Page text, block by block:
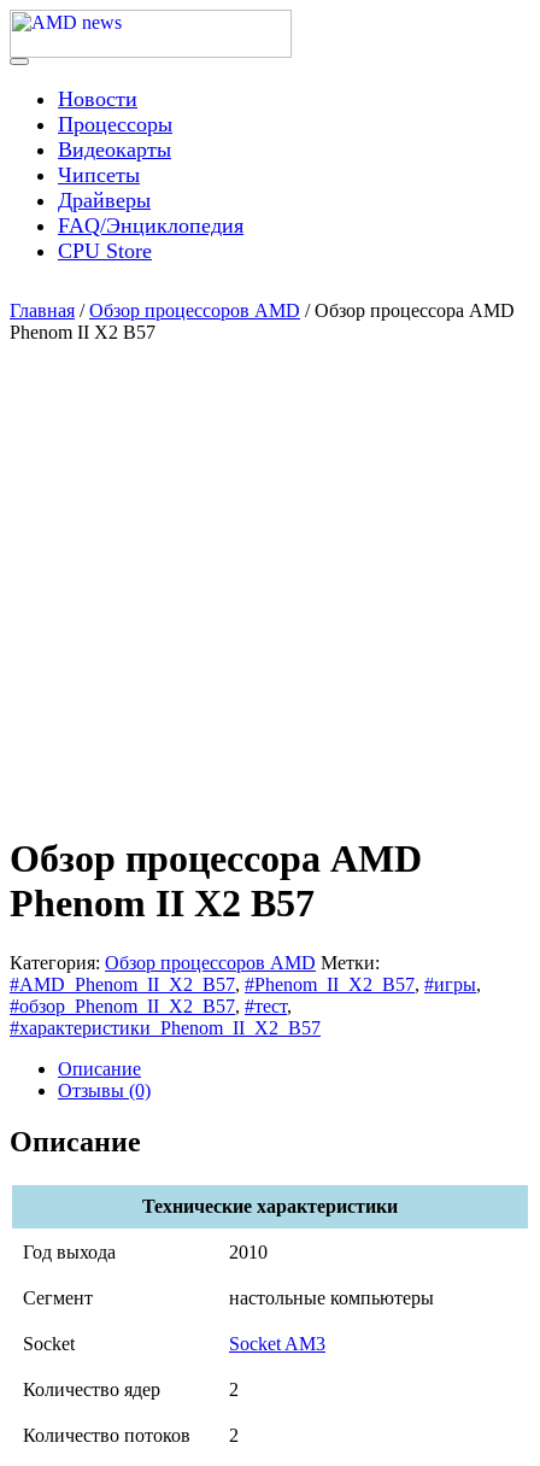
Skip
content
AMD news
Menu
Новости
Процессоры
Видеокарты
Чипсеты
Драйверы
FAQ/Энциклопедия
CPU Store
Главная /Обзор процессоров AMD / Обзор процессора AMD
Phenom II X2 B57
Обзор процессора AMD
Phenom II X2 B57
Категория: Обзор процессоров AMD Метки:
#AMD_Phenom_II_X2_B57, #Phenom_II_X2_B57, #игры,
#обзор_Phenom_II_X2_B57, #тест,
#характеристики_Phenom_II_X2_B57
Описание
Отзывы (0)
Описание
Технические характеристики
Год выхода 2010
Сегмент настольные компьютеры
Socket Socket AM3
Количество ядер 2
Количество потоков 2